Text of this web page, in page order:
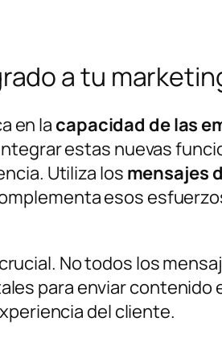
a tu
en la capacidad de las
estas nuevas
Utiliza los mensajes
esos
No todos los
para enviar contenido
del cliente.